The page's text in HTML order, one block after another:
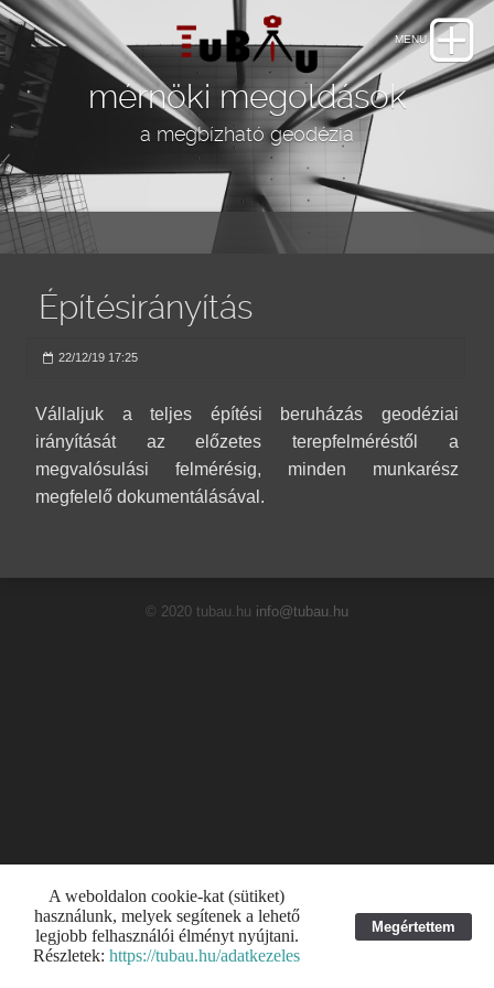
mérnöki megoldások
a megbízható geodézia
Építésirányítás
22/12/19 17:25
Vállaljuk a teljes építési beruházás geodéziai
irányítását az előzetes terepfelméréstől a
megvalósulási felmérésig, minden munkarész
megfelelő dokumentálásával.
© 2020 tubau.hu info@tubau.hu
A weboldalon cookie-kat (sütiket)
használunk, melyek segítenek a lehető
legjobb felhasználói élményt nyújtani.
Részletek: https://tubau.hu/adatkezeles
Megértettem